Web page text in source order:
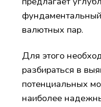
валютных пар.
Для этого
разбираться в
потенциальных
наиболее